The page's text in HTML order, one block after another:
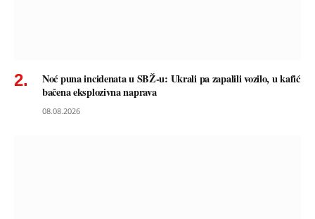
Noć puna incidenata u SBŽ-u: Ukrali pa zapalili vozilo, u kafić
bačena eksplozivna naprava
08.08.2026